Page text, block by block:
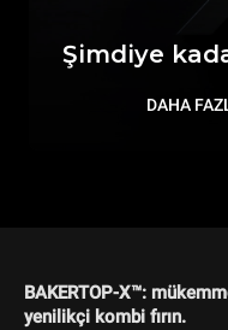
Şimdiye
DAHA
BAKERTOP-X™:
yenilikçi kombi fırın.